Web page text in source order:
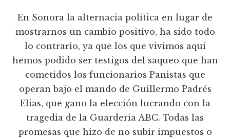
En Sonora la alternacia política en lugar de
mostrarnos un cambio positivo, ha sido todo
lo contrario, ya que los que vivimos aquí
hemos podido ser testigos del saqueo que han
cometidos los funcionarios Panistas que
operan bajo el mando de Guillermo Padrés
Elias, que gano la elección lucrando con la
tragedia de la Guarderia ABC. Todas las
promesas que hizo de no subir impuestos o